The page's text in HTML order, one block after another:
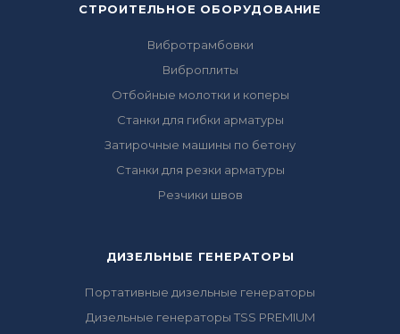
СТРОИТЕЛЬНОЕ ОБОРУДОВАНИЕ
Вибротрамбовки
Виброплиты
Отбойные молотки и коперы
Станки для гибки арматуры
Затирочные машины по бетону
Станки для резки арматуры
Резчики швов
ДИЗЕЛЬНЫЕ ГЕНЕРАТОРЫ
Портативные дизельные генераторы
Дизельные генераторы TSS PREMIUM